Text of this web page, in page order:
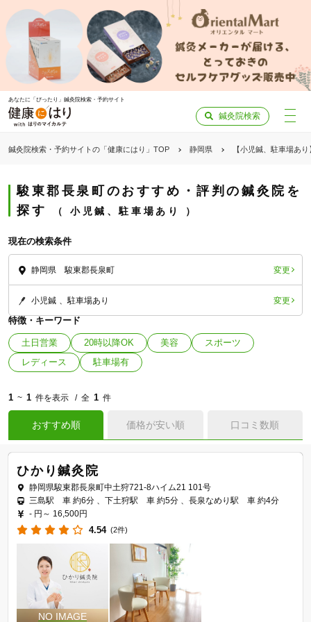
あなたに「ぴったり」鍼灸院検索・予約サイト
鍼灸院検索
鍼灸院検索・予約サイトの「健康にはり」TOP 静岡県 【小児鍼、駐車場あ
駿東郡長泉町のおすすめ・評判の鍼灸院を
探す
小児鍼、駐車場あり
現在の検索条件
静岡県 駿東郡長泉町 変更
小児鍼 駐車場あり 変更
特徴・キーワード
土日営業 20時以降OK 美容
スポーツ
レディース
駐車場有
1 ~ 1 件を表示 全 1 件
おすすめ順 価格が安い順 口コミ数順
ひかり鍼灸院
静岡県駿東郡長泉町中土狩721‐8ハイム21 101号
三島駅 車 約6分 、下土狩駅 車 約5分 、長泉なめり駅 車 約4分
- 円～ 16,500円
4.54 (2件)
「健康にはりを見た」